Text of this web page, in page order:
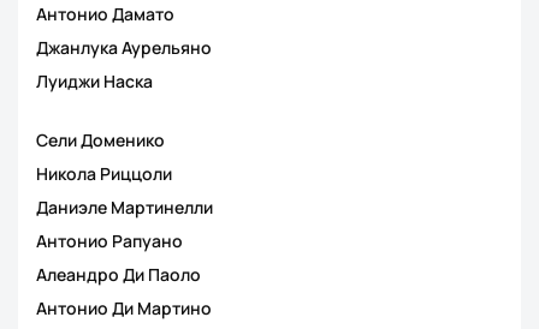
Антонио Дамато
Джанлука Аурельяно
Луиджи Наска
Сели Доменико
Никола Риццоли
Даниэле Мартинелли
Антонио Рапуано
Алеандро Ди Паоло
Антонио Ди Мартино